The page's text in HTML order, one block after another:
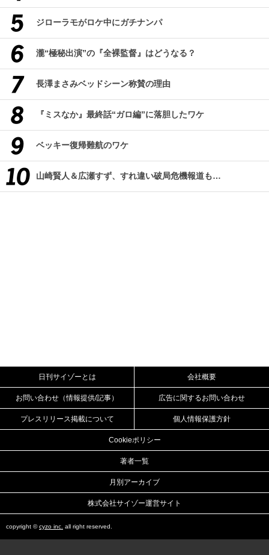
ジローラモがロケ中にガチナンパ
瀧“極秘出演”の『全裸監督』はどうなる？
長澤まさみベッドシーン称賛の理由
『ミスなか』最終話“ガロ編”に落胆したワケ
ベッキー復帰難航のワケ
山崎賢人＆広瀬すず、すれ違い破局危機報道も…
日刊サイゾーとは 会社概要
お問い合わせ（情報提供/記事） 広告に関するお問い合わせ
プレスリリース掲載について 個人情報保護方針
Cookieポリシー
著者一覧
月別アーカイブ
株式会社サイゾー運営サイト
copyright ©cyzo inc. all right reserved.